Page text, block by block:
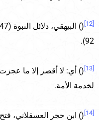
[12]
92).
() أي: لا أقصر إلا ما
لخدمة الأمة.